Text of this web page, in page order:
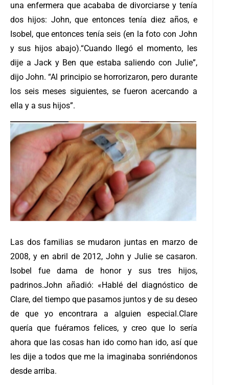
una enfermera que acababa de divorciarse y tenía
dos hijos: John, que entonces tenía diez años, e
Isobel, que entonces tenía seis (en la foto con John
y sus hijos abajo).“Cuando llegó el momento, les
dije a Jack y Ben que estaba saliendo con Julie”,
dijo John. “Al principio se horrorizaron, pero durante
los seis meses siguientes, se fueron acercando a
ella y a sus hijos”.
Las dos familias se mudaron juntas en marzo de
2008, y en abril de 2012, John y Julie se casaron.
Isobel fue dama de honor y sus tres hijos,
padrinos.John añadió: «Hablé del diagnóstico de
Clare, del tiempo que pasamos juntos y de su deseo
de que yo encontrara a alguien especial.Clare
quería que fuéramos felices, y creo que lo sería
ahora que las cosas han ido como han ido, así que
les dije a todos que me la imaginaba sonriéndonos
desde arriba.